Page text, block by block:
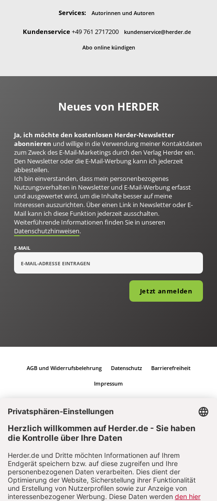
Services: Autorinnen und Autoren
Kundenservice+49 761 2717200 kundenservice@herder.de
Abo online kündigen
Neues von HERDER
Ja, ich möchte den kostenlosen Herder-Newsletter
abonnieren und willige in die Verwendung meiner Kontaktdaten
zum Zweck des E-Mail-Marketings durch den Verlag Herder ein.
Den Newsletter oder die E-Mail-Werbung kann ich jederzeit
abbestellen.
Ich bin einverstanden, dass mein personenbezogenes
Nutzungsverhalten in Newsletter und E-Mail-Werbung erfasst
und ausgewertet wird, um die Inhalte besser auf meine
Interessen auszurichten. Über einen Link in Newsletter oder E-
Mail kann ich diese Funktion jederzeit ausschalten.
Weiterführende Informationen finden Sie in unseren
Datenschutzhinweisen.
E-MAIL
Jetzt anmelden
AGB und Widerrufsbelehrung Datenschutz Barrierefreiheit
Impressum
Vertrag widerrufen